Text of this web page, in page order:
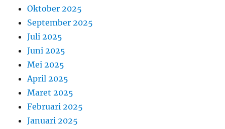
Oktober 2025
September 2025
Juli 2025
Juni 2025
Mei 2025
April 2025
Maret 2025
Februari 2025
Januari 2025